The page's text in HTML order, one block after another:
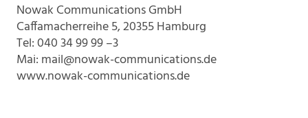
Nowak Communications GmbH
Caffamacherreihe 5, 20355 Hamburg
Tel: 040 34 99 99 –3
Mai: mail@nowak-communications.de
www.nowak-communications.de